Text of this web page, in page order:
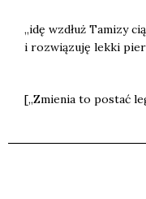
„idę wzdłuż Tami­zy
i roz­wią­zu­ję lek­ki
[„Zmie­nia to postać